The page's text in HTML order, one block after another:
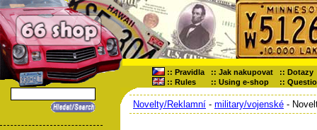
:: Pravidla :: Jak nakupovat :: Dotazy
:: Rules :: Using e-shop ::
Novelty/Reklamní - military/vojenské -